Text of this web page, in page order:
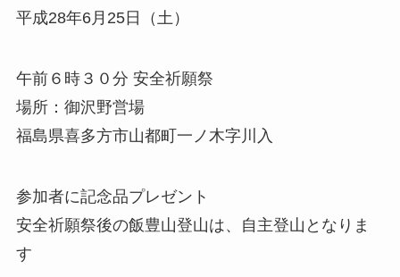
平成28年6月25日（土）
午前６時３０分 安全祈願祭
場所：御沢野営場
福島県喜多方市山都町一ノ木字川入
参加者に記念品プレゼント
安全祈願祭後の飯豊山登山は、自主登山となりま
す